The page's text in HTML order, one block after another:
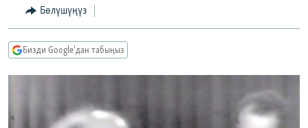
ЭКОНОМИКА
БОРБОР АЗИЯ
АТАЙЫН ИЛИКТӨӨ
БҮГҮН АЗАТТЫКТА
БИЗ ЖАНА ДҮЙНӨ
ПОДКАСТ
Русский
Бөлүшүңүз
Бизди Google'дан табыңыз